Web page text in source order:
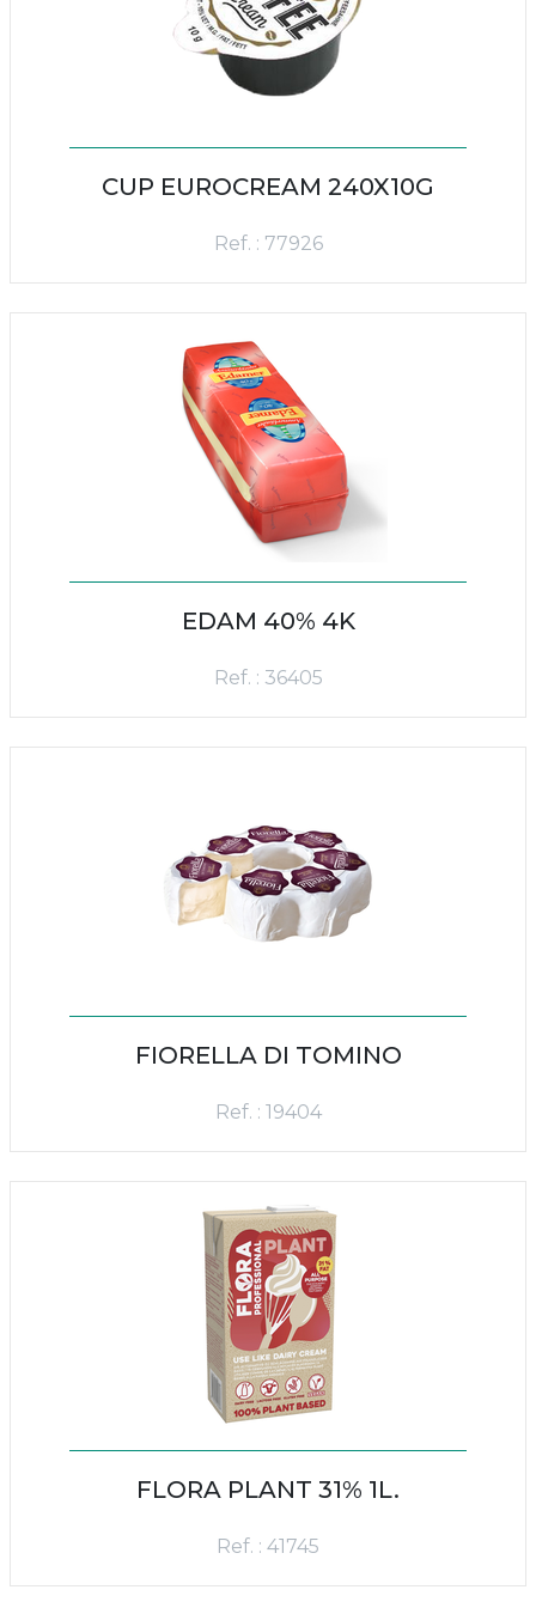
CUP EUROCREAM 240X10G
Ref. : 77926
EDAM 40% 4K
Ref. : 36405
FIORELLA DI TOMINO
Ref. : 19404
FLORA PLANT 31% 1L.
Ref. : 41745